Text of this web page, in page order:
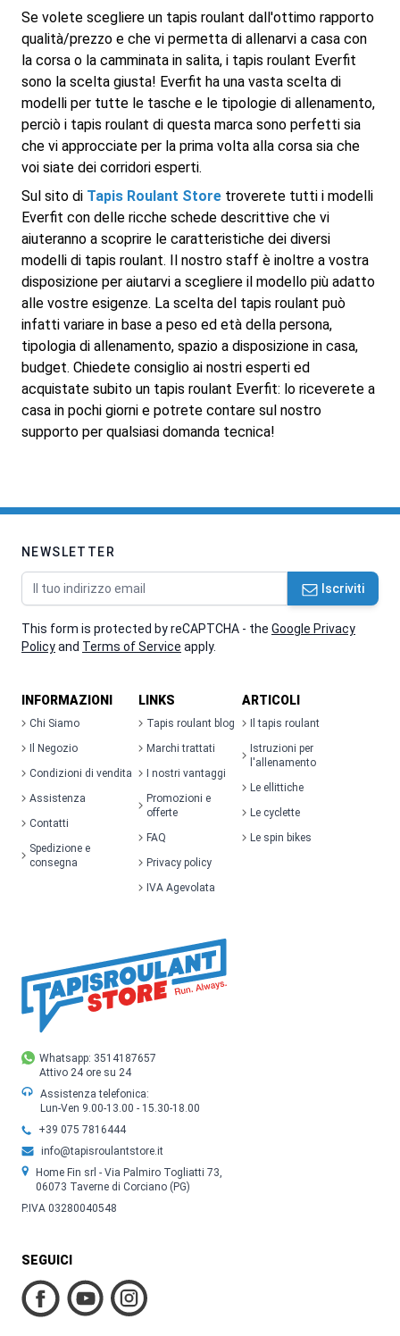
Se volete scegliere un tapis roulant dall'ottimo rapporto
qualità/prezzo e che vi permetta di allenarvi a casa con
la corsa o la camminata in salita, i tapis roulant Everfit
sono la scelta giusta! Everfit ha una vasta scelta di
modelli per tutte le tasche e le tipologie di allenamento,
perciò i tapis roulant di questa marca sono perfetti sia
che vi approcciate per la prima volta alla corsa sia che
voi siate dei corridori esperti.
Sul sito di Tapis Roulant Store troverete tutti i modelli
Everfit con delle ricche schede descrittive che vi
aiuteranno a scoprire le caratteristiche dei diversi
modelli di tapis roulant. Il nostro staff è inoltre a vostra
disposizione per aiutarvi a scegliere il modello più adatto
alle vostre esigenze. La scelta del tapis roulant può
infatti variare in base a peso ed età della persona,
tipologia di allenamento, spazio a disposizione in casa,
budget. Chiedete consiglio ai nostri esperti ed
acquistate subito un tapis roulant Everfit: lo riceverete a
casa in pochi giorni e potrete contare sul nostro
supporto per qualsiasi domanda tecnica!
Whatsapp: 3514187657
Attivo 24 ore su 24
Assistenza telefonica:
Lun-Ven 9.00-13.00 - 15.30-18.00
+39 075 7816444
info@tapisroulantstore.it
Home Fin srl - Via Palmiro Togliatti 73,
06073 Taverne di Corciano (PG)
P.IVA 03280040548
SEGUICI
NEWSLETTER
Indirizzo email Iscriviti
This form is protected by reCAPTCHA - the Google Privacy
Policyand Terms of Service apply.
INFORMAZIONI
Chi Siamo
Il Negozio
Condizioni di vendita
Assistenza
Contatti
Spedizione e
consegna
LINKS
Tapis roulant blog
Marchi trattati
I nostri vantaggi
Promozioni e
offerte
FAQ
Privacy policy
IVA Agevolata
ARTICOLI
Il tapis roulant
Istruzioni per
l'allenamento
Le ellittiche
Le cyclette
Le spin bikes